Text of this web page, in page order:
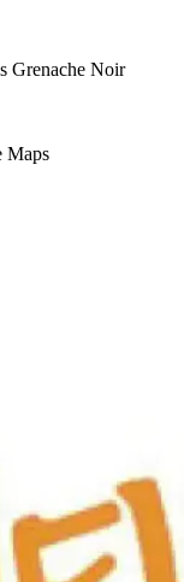
Grenache Noir
Maps